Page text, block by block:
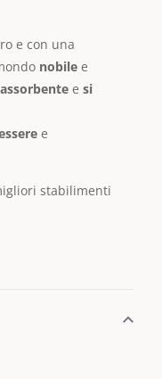
e con una
nobile e
assorbente e si
e
stabilimenti